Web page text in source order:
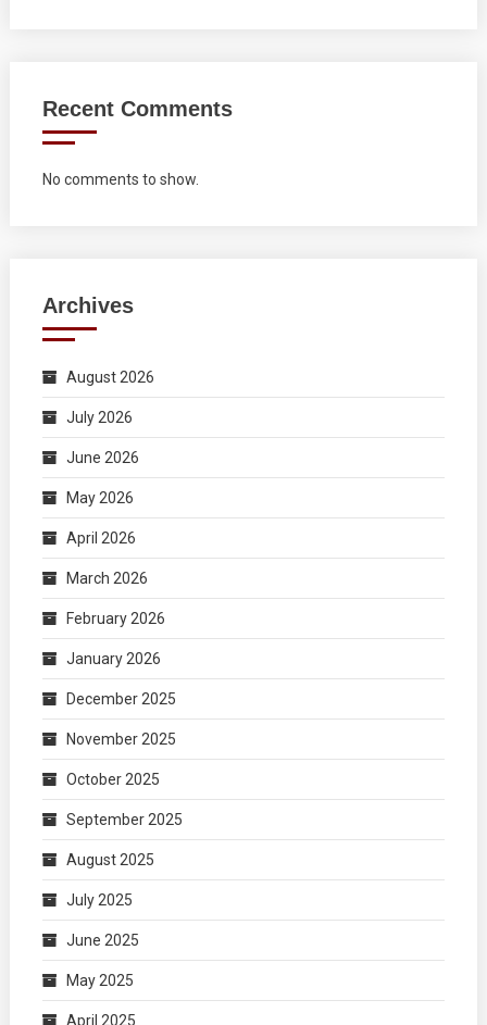
Recent Comments
No comments to show.
Archives
August 2026
July 2026
June 2026
May 2026
April 2026
March 2026
February 2026
January 2026
December 2025
November 2025
October 2025
September 2025
August 2025
July 2025
June 2025
May 2025
April 2025